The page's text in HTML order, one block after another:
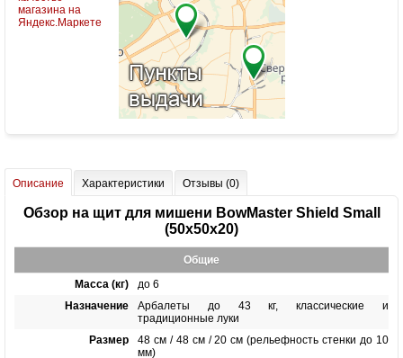
Описание Характеристики Отзывы (0)
Обзор на щит для мишени BowMaster Shield Small
(50х50x20)
Общие
Масса (кг)
до 6
Назначение
Арбалеты до 43 кг, классические и
традиционные луки
Размер
48 см / 48 см / 20 см (рельефность стенки до 10
мм)